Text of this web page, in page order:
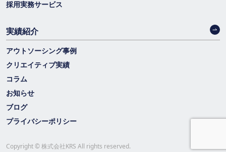
採用実務サービス
実績紹介
アウトソーシング事例
クリエイティブ実績
コラム
お知らせ
ブログ
プライバシーポリシー
Copyright © 株式会社KRS All rights reserved.